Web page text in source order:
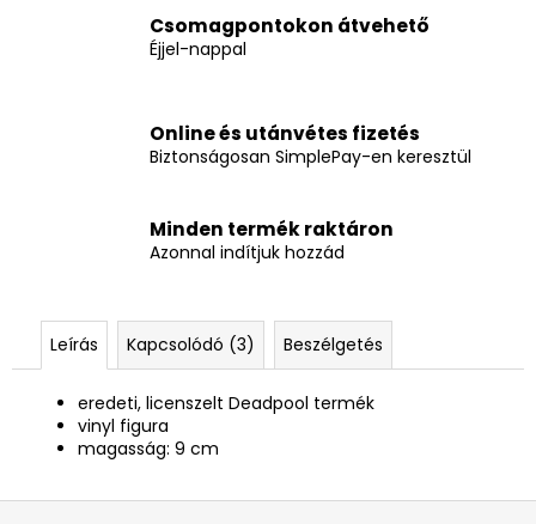
Csomagpontokon átvehető
Éjjel-nappal
Online és utánvétes fizetés
Biztonságosan SimplePay-en keresztül
Minden termék raktáron
Azonnal indítjuk hozzád
Leírás Kapcsolódó (3) Beszélgetés
eredeti, licenszelt Deadpool termék
vinyl figura
magasság: 9 cm